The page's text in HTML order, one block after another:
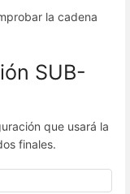
la cadena
SUB-
que usará la
finales.